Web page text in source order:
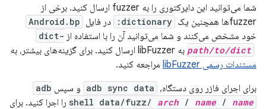
شما می‌توانید این دایرکتوری را به fuzzer ارسال کنید. برخی از
fuzzerها همچنین یک
dictionary: در فایل Android.bp
خود مشخص می‌کنند و شما می‌توانید آن را با استفاده از -dict
path/to/dict
مستندات رسمی libFuzzer
مراجعه کنید.
برای اجرای فازر روی دستگاه، adb sync data و سپس adb
shell data/fuzz/ arch / name / name
را اجرا کنید. برای